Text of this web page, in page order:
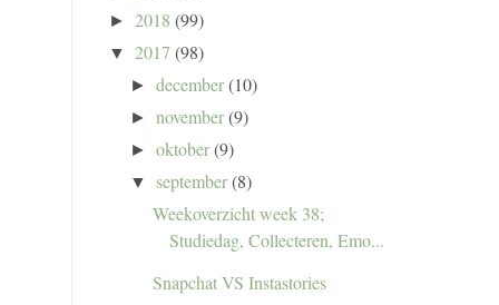
► 2018 (99)
▼ 2017 (98)
►december(10)
►november(9)
►oktober(9)
▼ september(8)
Weekoverzicht week 38;
Studiedag, Collecteren, Emo...
Snapchat VS Instastories